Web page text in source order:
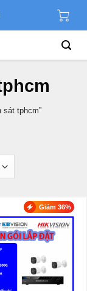
sát tphcm”
Giảm 36%